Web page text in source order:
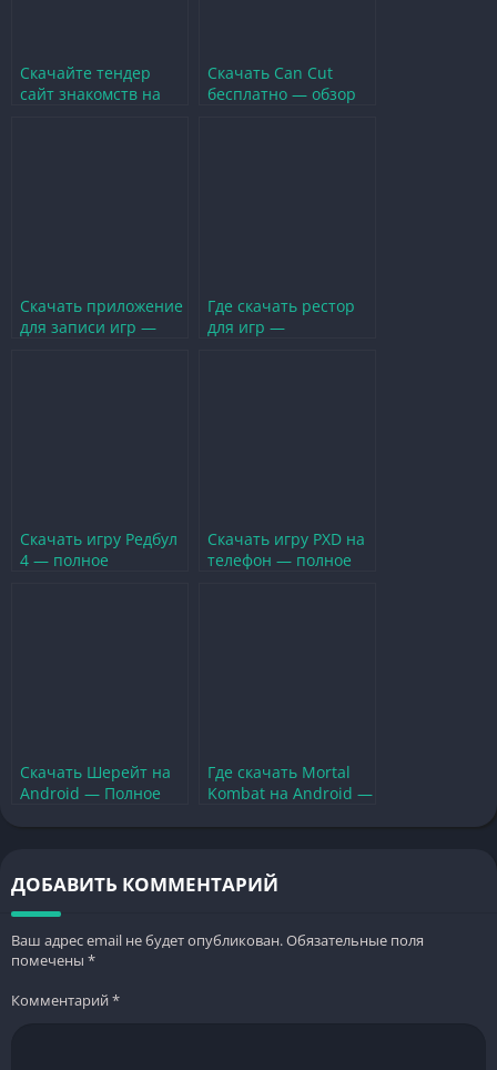
Скачайте тендер
сайт знакомств на
Скачать Can Cut
бесплатно — обзор
Скачать приложение
для записи игр —
Где скачать рестор
для игр —
Скачать игру Редбул
4 — полное
Скачать игру PXD на
телефон — полное
Скачать Шерейт на
Android — Полное
Где скачать Mortal
Kombat на Android —
ДОБАВИТЬ КОММЕНТАРИЙ
Ваш адрес email не будет опубликован.Обязательные поля
помечены *
Комментарий*